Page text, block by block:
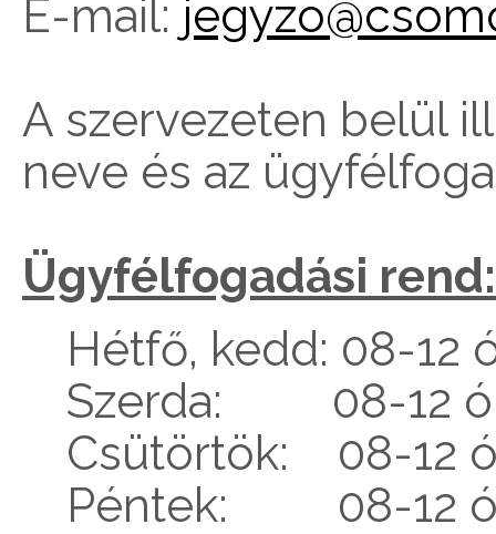
E-mail:
A szervezeten belül
neve és az
Ügyfélfogadási rend:
Hétfő, kedd: 08-12
Szerda: 08-12
Csütörtök: 08-12
Péntek: 08-12